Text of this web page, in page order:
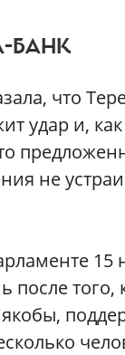
БАНК
что
удар и,
не
15
после того,